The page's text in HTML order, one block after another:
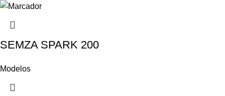
SEMZA SPARK 200
Modelos